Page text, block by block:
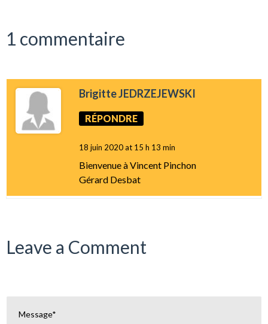
1 commentaire
Brigitte JEDRZEJEWSKI
RÉPONDRE
18 juin 2020 at 15 h 13 min
Bienvenue à Vincent Pinchon
Gérard Desbat
Leave a Comment